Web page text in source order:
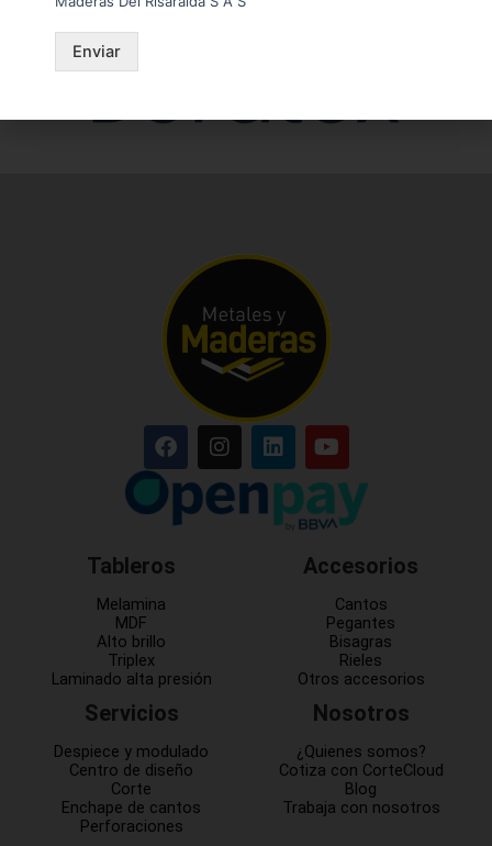
Tableros
Melamina
MDF
Alto brillo
Triplex
Laminado alta presión
Servicios
Despiece y modulado
Centro de diseño
Corte
Enchape de cantos
Perforaciones
Accesorios
Cantos
Pegantes
Bisagras
Rieles
Otros accesorios
Nosotros
¿Quienes somos?
Cotiza con CorteCloud
Blog
Trabaja con nosotros
Enviar